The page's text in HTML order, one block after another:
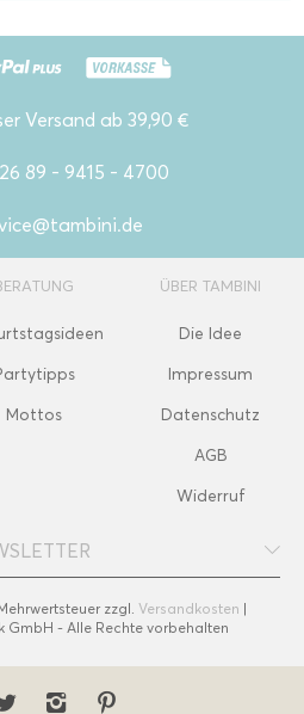
Versand ab 39,90 €
89 - 9415 - 4700
Mottos
ÜBER TAMBINI
Die Idee
Impressum
Datenschutz
AGB
Widerruf
zzgl. Versandkosten |
GmbH - Alle Rechte vorbehalten